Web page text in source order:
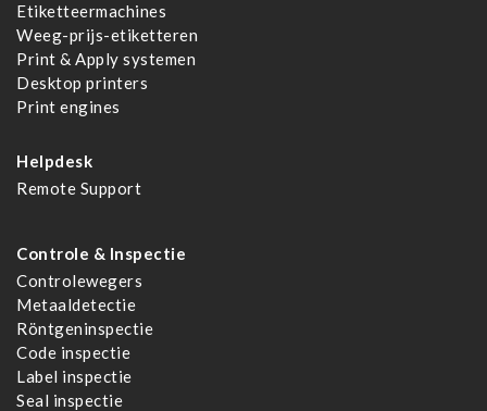
Etiketteermachines
Weeg-prijs-etiketteren
Print & Apply systemen
Desktop printers
Print engines
Helpdesk
Remote Support
Controle & Inspectie
Controlewegers
Metaaldetectie
Röntgeninspectie
Code inspectie
Label inspectie
Seal inspectie